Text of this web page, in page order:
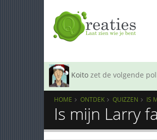
Koito zet de volgende
HOME ONTDEK QUIZZEN IS
Is mijn Larry